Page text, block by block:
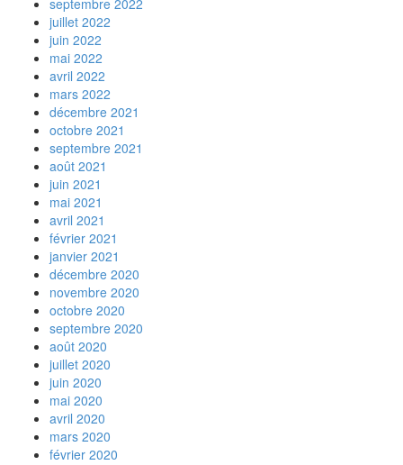
juillet 2022
juin 2022
mai 2022
avril 2022
mars 2022
décembre 2021
octobre 2021
septembre 2021
août 2021
juin 2021
mai 2021
avril 2021
février 2021
janvier 2021
décembre 2020
novembre 2020
octobre 2020
septembre 2020
août 2020
juillet 2020
juin 2020
mai 2020
avril 2020
mars 2020
février 2020